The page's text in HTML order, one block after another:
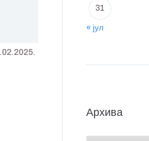
31
« јул
Архива